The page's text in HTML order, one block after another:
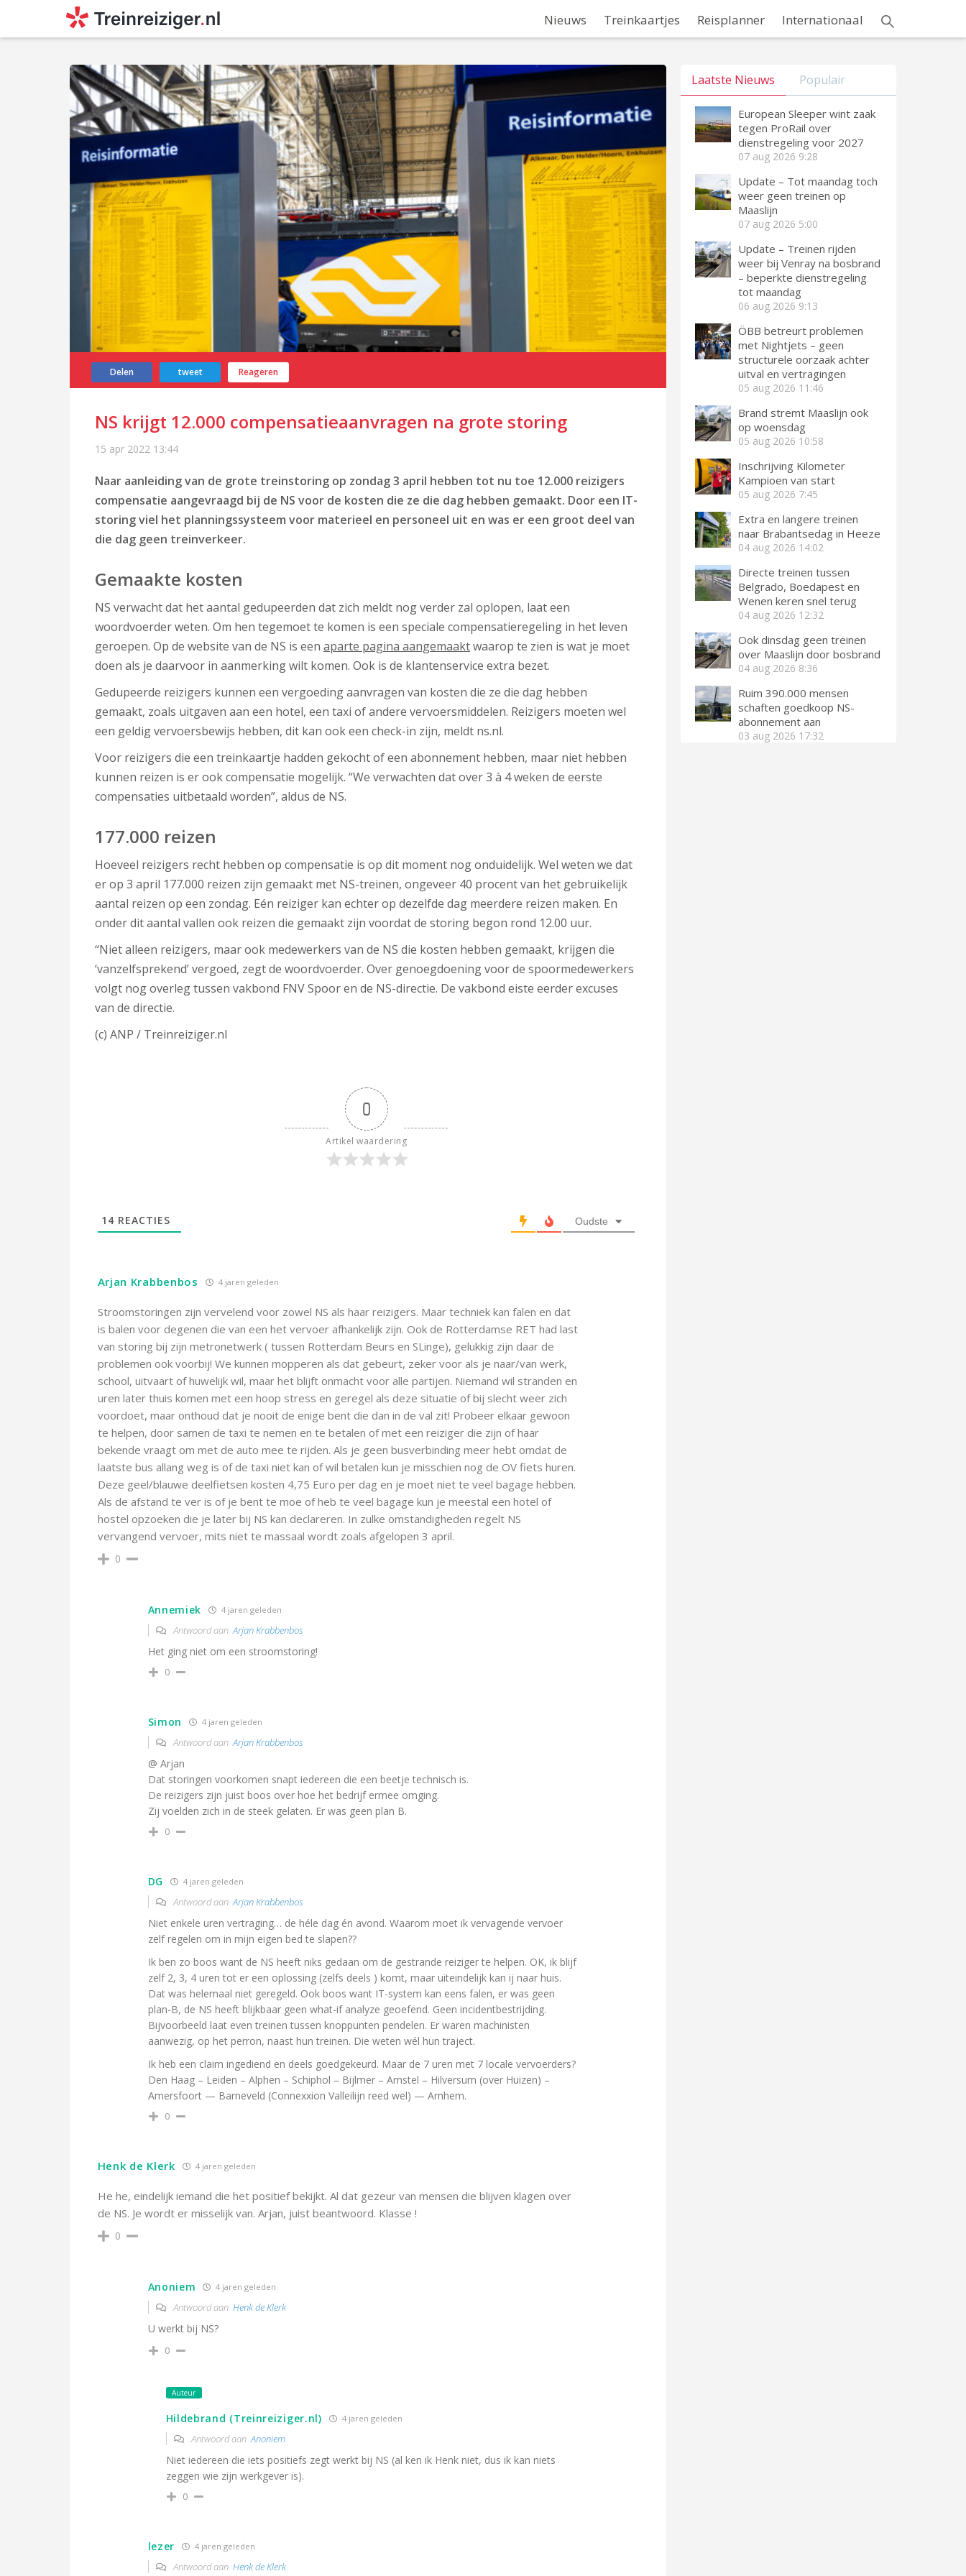
Nieuws Treinkaartjes Reisplanner Internationaal
Delen tweet Reageren
NS krijgt 12.000 compensatieaanvragen na grote storing
15 apr 2022 13:44
Naar aanleiding van de grote treinstoring op zondag 3 april hebben tot nu toe 12.000 reizigers
compensatie aangevraagd bij de NS voor de kosten die ze die dag hebben gemaakt. Door een IT-
storing viel het planningssysteem voor materieel en personeel uit en was er een groot deel van
die dag geen treinverkeer.
Gemaakte kosten
NS verwacht dat het aantal gedupeerden dat zich meldt nog verder zal oplopen, laat een
woordvoerder weten. Om hen tegemoet te komen is een speciale compensatieregeling in het leven
geroepen. Op de website van de NS is een aparte pagina aangemaaktwaarop te zien is wat je moet
doen als je daarvoor in aanmerking wilt komen. Ook is de klantenservice extra bezet.
Gedupeerde reizigers kunnen een vergoeding aanvragen van kosten die ze die dag hebben
gemaakt, zoals uitgaven aan een hotel, een taxi of andere vervoersmiddelen. Reizigers moeten wel
een geldig vervoersbewijs hebben, dit kan ook een check-in zijn, meldt ns.nl.
Voor reizigers die een treinkaartje hadden gekocht of een abonnement hebben, maar niet hebben
kunnen reizen is er ook compensatie mogelijk. “We verwachten dat over 3 à 4 weken de eerste
compensaties uitbetaald worden”, aldus de NS.
177.000 reizen
Hoeveel reizigers recht hebben op compensatie is op dit moment nog onduidelijk. Wel weten we dat
er op 3 april 177.000 reizen zijn gemaakt met NS-treinen, ongeveer 40 procent van het gebruikelijk
aantal reizen op een zondag. Eén reiziger kan echter op dezelfde dag meerdere reizen maken. En
onder dit aantal vallen ook reizen die gemaakt zijn voordat de storing begon rond 12.00 uur.
“Niet alleen reizigers, maar ook medewerkers van de NS die kosten hebben gemaakt, krijgen die
‘vanzelfsprekend’ vergoed, zegt de woordvoerder. Over genoegdoening voor de spoormedewerkers
volgt nog overleg tussen vakbond FNV Spoor en de NS-directie. De vakbond eiste eerder excuses
van de directie.
(c) ANP / Treinreiziger.nl
0
Artikel waardering
14 REACTIES Oudste
Arjan Krabbenbos 4 jaren geleden
Stroomstoringen zijn vervelend voor zowel NS als haar reizigers. Maar techniek kan falen en dat
is balen voor degenen die van een het vervoer afhankelijk zijn. Ook de Rotterdamse RET had last
van storing bij zijn metronetwerk ( tussen Rotterdam Beurs en SLinge), gelukkig zijn daar de
problemen ook voorbij! We kunnen mopperen als dat gebeurt, zeker voor als je naar/van werk,
school, uitvaart of huwelijk wil, maar het blijft onmacht voor alle partijen. Niemand wil stranden en
uren later thuis komen met een hoop stress en geregel als deze situatie of bij slecht weer zich
voordoet, maar onthoud dat je nooit de enige bent die dan in de val zit! Probeer elkaar gewoon
te helpen, door samen de taxi te nemen en te betalen of met een reiziger die zijn of haar
bekende vraagt om met de auto mee te rijden. Als je geen busverbinding meer hebt omdat de
laatste bus allang weg is of de taxi niet kan of wil betalen kun je misschien nog de OV fiets huren.
Deze geel/blauwe deelfietsen kosten 4,75 Euro per dag en je moet niet te veel bagage hebben.
Als de afstand te ver is of je bent te moe of heb te veel bagage kun je meestal een hotel of
hostel opzoeken die je later bij NS kan declareren. In zulke omstandigheden regelt NS
vervangend vervoer, mits niet te massaal wordt zoals afgelopen 3 april.
0
Annemiek 4 jaren geleden
Antwoord aanArjan Krabbenbos
Het ging niet om een stroomstoring!
0
Simon 4 jaren geleden
Antwoord aanArjan Krabbenbos
@ Arjan
Dat storingen voorkomen snapt iedereen die een beetje technisch is.
De reizigers zijn juist boos over hoe het bedrijf ermee omging.
Zij voelden zich in de steek gelaten. Er was geen plan B.
0
DG 4 jaren geleden
Antwoord aanArjan Krabbenbos
Niet enkele uren vertraging… de héle dag én avond. Waarom moet ik vervagende vervoer
zelf regelen om in mijn eigen bed te slapen??
Ik ben zo boos want de NS heeft niks gedaan om de gestrande reiziger te helpen. OK, ik blijf
zelf 2, 3, 4 uren tot er een oplossing (zelfs deels ) komt, maar uiteindelijk kan ij naar huis.
Dat was helemaal niet geregeld. Ook boos want IT-system kan eens falen, er was geen
plan-B, de NS heeft blijkbaar geen what-if analyze geoefend. Geen incidentbestrijding.
Bijvoorbeeld laat even treinen tussen knoppunten pendelen. Er waren machinisten
aanwezig, op het perron, naast hun treinen. Die weten wél hun traject.
Ik heb een claim ingediend en deels goedgekeurd. Maar de 7 uren met 7 locale vervoerders?
Den Haag – Leiden – Alphen – Schiphol – Bijlmer – Amstel – Hilversum (over Huizen) –
Amersfoort — Barneveld (Connexxion Valleilijn reed wel) — Arnhem.
0
Henk de Klerk 4 jaren geleden
He he, eindelijk iemand die het positief bekijkt. Al dat gezeur van mensen die blijven klagen over
de NS. Je wordt er misselijk van. Arjan, juist beantwoord. Klasse !
0
Anoniem 4 jaren geleden
Antwoord aan Henk de Klerk
U werkt bij NS?
0
Auteur
Hildebrand (Treinreiziger.nl) 4 jaren geleden
Antwoord aanAnoniem
Niet iedereen die iets positiefs zegt werkt bij NS (al ken ik Henk niet, dus ik kan niets
zeggen wie zijn werkgever is).
0
lezer 4 jaren geleden
Antwoord aan Henk de Klerk
Laatste Nieuws Populair
European Sleeper wint zaak
tegen ProRail over
dienstregeling voor 2027
07 aug 2026 9:28
Update – Tot maandag toch
weer geen treinen op
Maaslijn
07 aug 2026 5:00
Update – Treinen rijden
weer bij Venray na bosbrand
– beperkte dienstregeling
tot maandag
06 aug 2026 9:13
ÖBB betreurt problemen
met Nightjets – geen
structurele oorzaak achter
uitval en vertragingen
05 aug 2026 11:46
Brand stremt Maaslijn ook
op woensdag
05 aug 2026 10:58
Inschrijving Kilometer
Kampioen van start
05 aug 2026 7:45
Extra en langere treinen
naar Brabantsedag in Heeze
04 aug 2026 14:02
Directe treinen tussen
Belgrado, Boedapest en
Wenen keren snel terug
04 aug 2026 12:32
Ook dinsdag geen treinen
over Maaslijn door bosbrand
04 aug 2026 8:36
Ruim 390.000 mensen
schaften goedkoop NS-
abonnement aan
03 aug 2026 17:32